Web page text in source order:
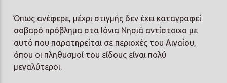
Όπως ανέφερε, μέχρι στιγμής δεν έχει καταγραφεί
σοβαρό πρόβλημα στα Ιόνια Νησιά αντίστοιχο με
αυτό που παρατηρείται σε περιοχές του Αιγαίου,
όπου οι πληθυσμοί του είδους είναι πολύ
μεγαλύτεροι.